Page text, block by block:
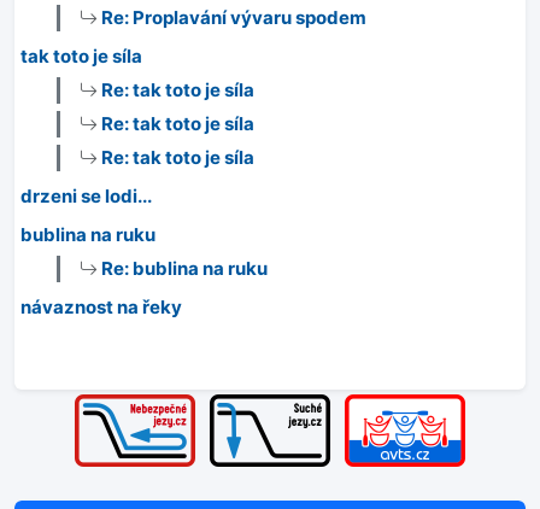
Re: Proplavání vývaru spodem
tak toto je síla
Re: tak toto je síla
Re: tak toto je síla
Re: tak toto je síla
drzeni se lodi...
bublina na ruku
Re: bublina na ruku
návaznost na řeky